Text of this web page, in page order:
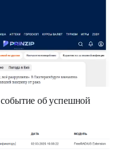
об успешной